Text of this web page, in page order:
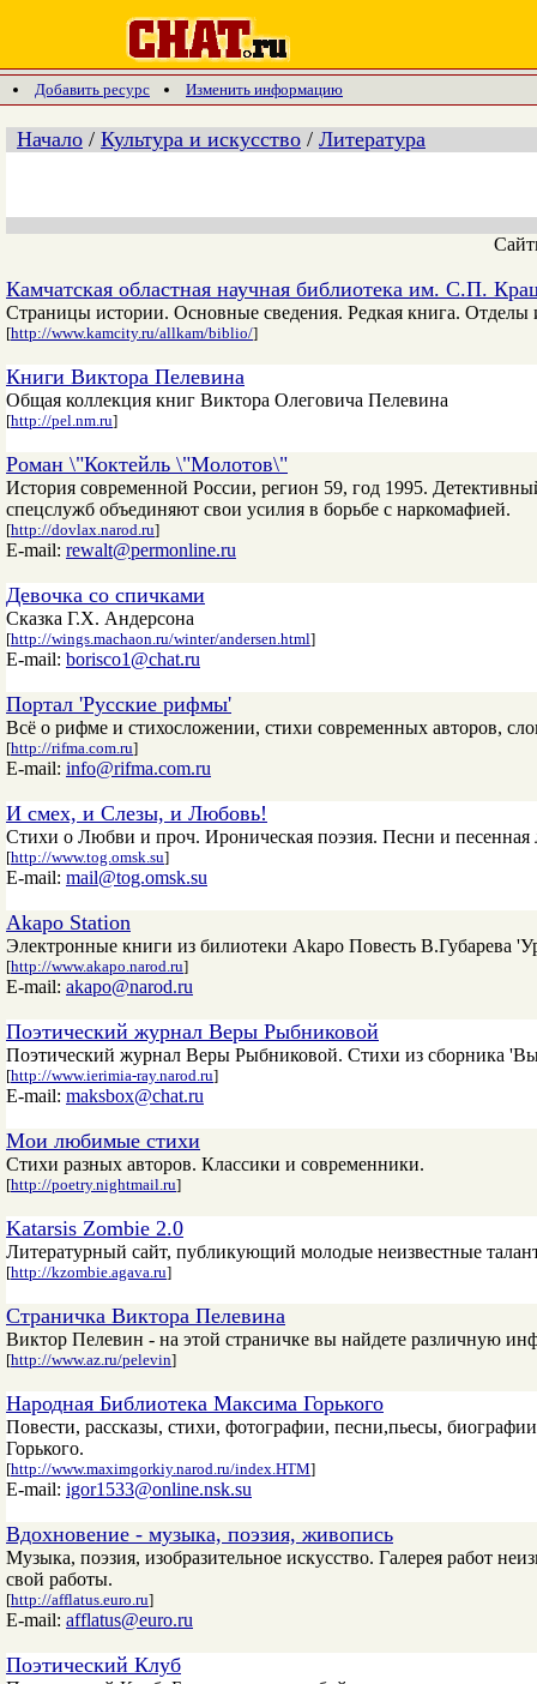
Добавить ресурс Изменить информацию
Начало / Культура и искусство / Литература
Камчатская областная научная библиотека им. С.П.
Страницы истории. Основные сведения. Редкая книга. Отделы
[http://www.kamcity.ru/allkam/biblio/]
Книги Виктора Пелевина
Общая коллекция книг Виктора Олеговича Пелевина
[http://pel.nm.ru]
Роман \"Коктейль \"Молотов\"
История современной России, регион 59, год 1995.
спецслужб объединяют свои усилия в борьбе с наркомафией.
[http://dovlax.narod.ru]
E-mail: rewalt@permonline.ru
Девочка со спичками
Сказка Г.Х. Андерсона
[http://wings.machaon.ru/winter/andersen.html]
E-mail: borisco1@chat.ru
Портал 'Русские рифмы'
Всё о рифме и стихосложении, стихи современных авторов,
[http://rifma.com.ru]
E-mail: info@rifma.com.ru
И смех, и Слезы, и Любовь!
Стихи о Любви и проч. Ироническая поэзия. Песни и песенная
[http://www.tog.omsk.su]
E-mail: mail@tog.omsk.su
Akapo Station
Электронные книги из билиотеки Akapo Повесть В.Губарева
[http://www.akapo.narod.ru]
E-mail: akapo@narod.ru
Поэтический журнал Веры Рыбниковой
Поэтический журнал Веры Рыбниковой. Стихи из сборника
[http://www.ierimia-ray.narod.ru]
E-mail: maksbox@chat.ru
Мои любимые стихи
Стихи разных авторов. Классики и современники.
[http://poetry.nightmail.ru]
Katarsis Zombie 2.0
Литературный сайт, публикующий молодые неизвестные
[http://kzombie.agava.ru]
Страничка Виктора Пелевина
Виктор Пелевин - на этой страничке вы найдете различную
[http://www.az.ru/pelevin]
Народная Библиотека Максима Горького
Повести, рассказы, стихи, фотографии, песни,пьесы,
Горького.
[http://www.maximgorkiy.narod.ru/index.HTM]
E-mail: igor1533@online.nsk.su
Вдохновение - музыка, поэзия, живопись
Музыка, поэзия, изобразительное искусство. Галерея работ
свой работы.
[http://afflatus.euro.ru]
E-mail: afflatus@euro.ru
Поэтический Клуб